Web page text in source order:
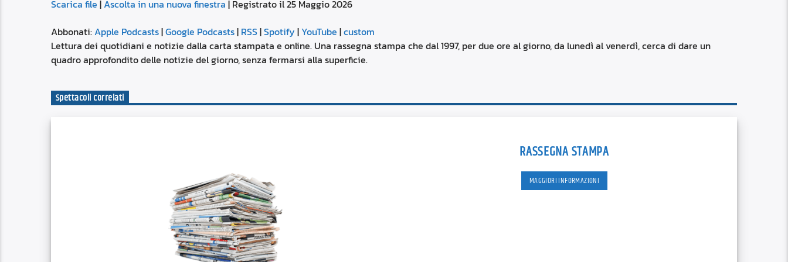
volume.
SUBSCRIBE SHARE
Spotify
LINK
EMBED
Scarica file |Ascolta in una nuova finestra | Registrato il 25 Maggio 2026
Abbonati:Apple Podcasts|Google Podcasts| RSS|Spotify | YouTube |custom
Lettura dei quotidiani e notizie dalla carta stampata e online. Una rassegna stampa che dal 1997, per due ore al giorno, da lunedì al venerdì, cerca di dare un
quadro approfondito delle notizie del giorno, senza fermarsi alla superficie.
Spettacoli correlati
RASSEGNA STAMPA
MAGGIORI INFORMAZIONI